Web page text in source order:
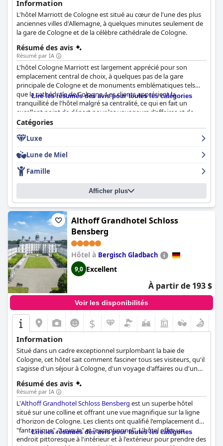
Information
L'hôtel Marriott de Cologne est situé au cœur de l'une des plus
anciennes villes d'Allemagne, à quelques minutes seulement de
la gare de Cologne et de la célèbre cathédrale de Cologne.
Résumé des avis
Résumé par IA
L'hôtel Cologne Marriott est largement apprécié pour son
emplacement central de choix, à quelques pas de la gare
principale de Cologne et de monuments emblématiques tels
que la cathédrale de Cologne. Les clients apprécient la
tranquillité de l'hôtel malgré sa centralité, ce qui en fait un
excellent point de départ pour les voyageurs d'affaires et de
loisirs, avec un accès facile aux musées, aux rives du Rhin, aux
quartiers commerçants et aux sites culturels.
son offre abondante et de haute qualité, qui répond à diverses
préférences alimentaires, y compris l'intolérance au lactose. Les
clients apprécient particulièrement les omelettes fraîchement
préparées, les cafés de spécialité et une sélection variée de pains
et d'aliments frais. Bien que certains trouvent le prix un peu
élevé, beaucoup conviennent que la qualité et la variété en
valent la peine. Un personnel attentif et amical améliore encore
l'expérience du petit-déjeuner.
De même, les expériences culinaires, en particulier les dîners,
sont mises en avant de manière positive. L'ambiance du
restaurant, la qualité de la nourriture, l'impressionnante
sélection de vins et les délicieuses offres du bar se distinguent,
même si le menu pourrait bénéficier de plus d'options
végétariennes. La présentation des plats et le service amical
reçoivent également des notes élevées. Certaines critiques
portent sur des variations occasionnelles de la qualité de la
nourriture et sur les temps d'attente pour les plats principaux.
Les chambres sont louées pour leur espace, leur propreté et leur
design moderne. Les clients apprécient les lits confortables, le
mobilier élégant et les commodités telles que les grands
téléviseurs et les douches à l'italienne. Bien que certains notent
que certains espaces pourraient bénéficier d'un
rafraîchissement, le confort général et la tranquillité des
chambres sont des points positifs importants.
La propreté dans tout l'hôtel est constamment saluée, les
clients étant impressionnés par la propreté impeccable et le bon
entretien des chambres et des espaces communs. Le service de
ménage est réputé pour sa diligence, garantissant un
environnement frais et accueillant.
Lire les résumés des avis pour toutes les catégories
Catégories
Luxe
Lune de Miel
Famille
Afficher plus
Althoff Grandhotel Schloss
Bensberg
Hôtel à Bergisch Gladbach
9,0 Excellent
À partir de 193 $
Voir les disponibilités
$
Information
Situé dans un cadre exceptionnel surplombant la baie de
Cologne, cet hôtel sait comment fasciner tous ses visiteurs, qu'il
s'agisse d'un séjour à Cologne, d'un voyage d'affaires ou d'un
Résumé des avis
Résumé par IA
L'Althoff Grandhotel Schloss Bensberg est un superbe hôtel
situé sur une colline et offrant une vue magnifique sur la ligne
d'horizon de Cologne. Les clients ont qualifié l'emplacement de
"fantastique", "unique" et "exceptionnel". L'hôtel offre un
endroit pittoresque à l'intérieur et à l'extérieur pour prendre des
Lire les résumés des avis pour toutes les catégories